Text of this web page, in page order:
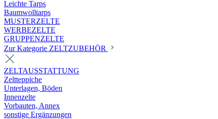
Leichte Tarps
Baumwolltarps
MUSTERZELTE
WERBEZELTE
GRUPPENZELTE
Zur Kategorie ZELTZUBEHÖR
ZELTAUSSTATTUNG
Zeltteppiche
Unterlagen, Böden
Innenzelte
Vorbauten, Annex
sonstige Ergänzungen